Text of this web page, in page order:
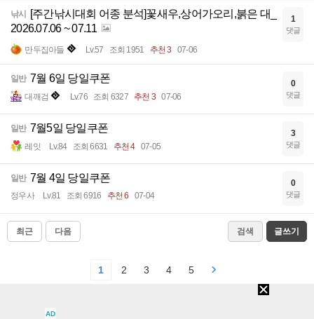
낚시
[주간낚시대회 어종 분석]꽃새우,상어가오리,붉은 대_
2026.07.06 ~ 07.11
만두집아들 Lv.57 조회 1951 추천 3 07-06
1
댓글
일반 7월 6일 당일쿠폰
대깨검 Lv.76 조회 6327 추천 3 07-06
0
댓글
일반 7월5일 당일쿠폰
레잇 Lv.84 조회 6631 추천 4 07-05
3
댓글
일반 7월 4일 당일쿠폰
정우사 Lv.81 조회 6916 추천 6 07-04
0
댓글
최근 다음 검색 글쓰기
1 2 3 4 5
AD